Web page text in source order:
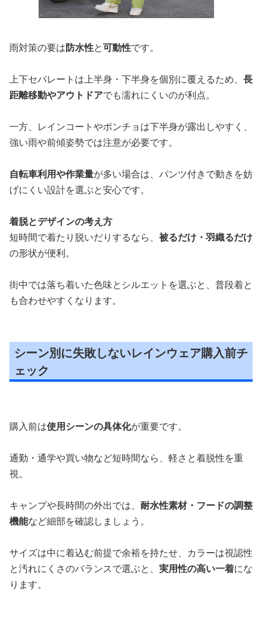
雨対策の要は防水性と可動性です。
上下セパレートは上半身・下半身を個別に覆えるため、 長
距離移動やアウトドアでも濡れにくいのが利点。
一方、レインコートやポンチョは下半身が露出しやすく、
強い雨や前傾姿勢では注意が必要です。
自転車利用や作業量が多い場合は、パンツ付きで動きを妨
げにくい設計を選ぶと安心です。
着脱とデザインの考え方
短時間で着たり脱いだりするなら、 被るだけ・羽織るだけ
の形状が便利。
街中では落ち着いた色味とシルエットを選ぶと、普段着と
も合わせやすくなります。
シーン別に失敗しないレインウェア購入前チ
ェック
購入前は使用シーンの具体化が重要です。
通勤・通学や買い物など短時間なら、軽さと着脱性を重
視。
キャンプや長時間の外出では、 耐水性素材・フードの調整
機能など細部を確認しましょう。
サイズは中に着込む前提で余裕を持たせ、カラーは視認性
と汚れにくさのバランスで選ぶと、 実用性の高い一着にな
ります。